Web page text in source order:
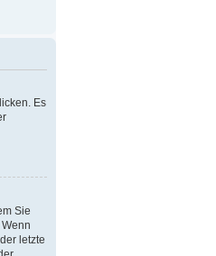
Es
Sie
letzte